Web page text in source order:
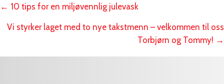
Posts
navigation
← 10 tips for en miljøvennlig julevask
Vi styrker laget med to nye takstmenn – velkommen til oss
Torbjørn og Tommy! →